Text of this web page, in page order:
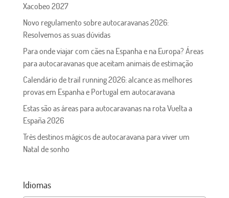
Xacobeo 2027
Novo regulamento sobre autocaravanas 2026:
Resolvemos as suas dúvidas
Para onde viajar com cães na Espanha e na Europa? Áreas
para autocaravanas que aceitam animais de estimação
Calendário de trail running 2026: alcance as melhores
provas em Espanha e Portugal em autocaravana
Estas são as áreas para autocaravanas na rota Vuelta a
España 2026
Três destinos mágicos de autocaravana para viver um
Natal de sonho
Idiomas